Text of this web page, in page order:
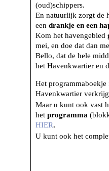
(oud)schippers.
En natuurlijk zorgt de
een drankje en een
Kom het havengebied
mei, en doe dat dan
Bello, dat de hele
het Havenkwartier en
Het
Havenkwartier
Maar u kunt ook vast
het programma
HIER.
U kunt ook het